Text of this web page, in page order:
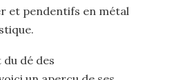
et pendentifs en métal
dé des